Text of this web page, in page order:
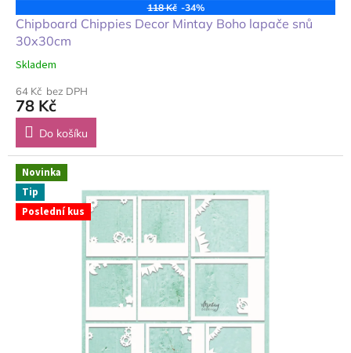
118 Kč -34%
Chipboard Chippies Decor Mintay Boho lapače snů
30x30cm
Skladem
64 Kč bez DPH
78 Kč
Do košíku
Novinka
Tip
Poslední kus